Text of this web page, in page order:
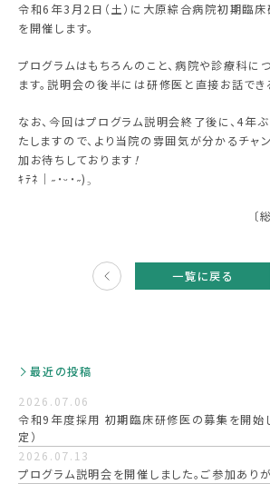
令和6 年3 月2日（土）に大原綜合病院初期臨
を開催します。
プログラムはもちろんのこと、病院や診療科に
ます。説明会の後半には研修医と直接お話でき
なお、今回はプログラム説明会終了後に、4年
たしますので、より当院の雰囲気が分かるチャ
加お待ちしております ！
ｷﾃﾈ│˶˙ᵕ˙˶)꜆
〔
記事
へ
一覧に戻る
最近の投稿
2026.07.06
令和9年度採用 初期臨床研修医の募集を開始
定）
2026.07.13
プログラム説明会を開催しました。ご参加ありが